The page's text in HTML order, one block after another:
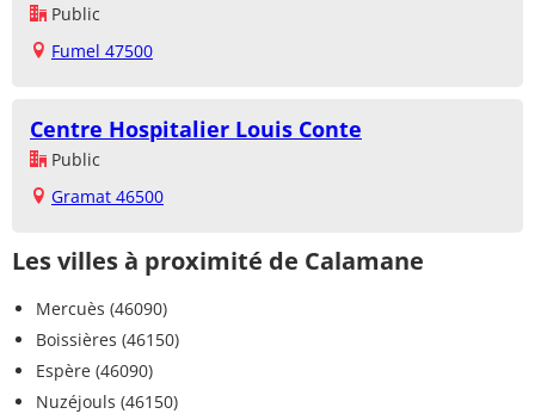
Public
Fumel 47500
Centre Hospitalier Louis Conte
Public
Gramat 46500
Les villes à proximité de Calamane
Mercuès (46090)
Boissières (46150)
Espère (46090)
Nuzéjouls (46150)